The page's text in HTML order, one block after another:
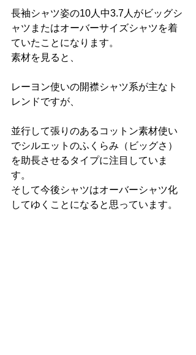
長袖シャツ姿の10人中3.7人がビッグシ
ャツまたはオーバーサイズシャツを着
ていたことになります。
素材を見ると、
レーヨン使いの開襟シャツ系が主なト
レンドですが、
並行して張りのあるコットン素材使い
でシルエットのふくらみ（ビッグさ）
を助長させるタイプに注目していま
す。
そして今後シャツはオーバーシャツ化
してゆくことになると思っています。